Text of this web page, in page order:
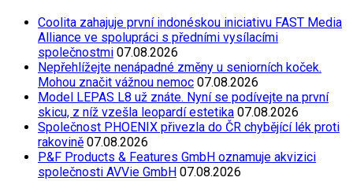
Coolita zahajuje první indonéskou iniciativu FAST Media
Alliance ve spolupráci s předními vysílacími
společnostmi 07.08.2026
Nepřehlížejte nenápadné změny u seniorních koček.
Mohou značit vážnou nemoc 07.08.2026
Model LEPAS L8 už znáte. Nyní se podívejte na první
skicu, z níž vzešla leopardí estetika 07.08.2026
Společnost PHOENIX přivezla do ČR chybějící lék proti
rakovině 07.08.2026
P&F Products & Features GmbH oznamuje akvizici
společnosti AVVie GmbH 07.08.2026